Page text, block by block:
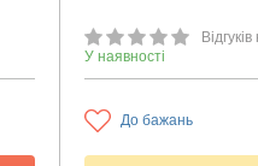
У наявності
До бажань